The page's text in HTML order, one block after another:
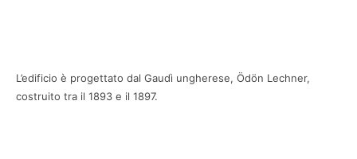
L’edificio è progettato dal Gaudì ungherese, Ödön Lechner,
costruito tra il 1893 e il 1897.